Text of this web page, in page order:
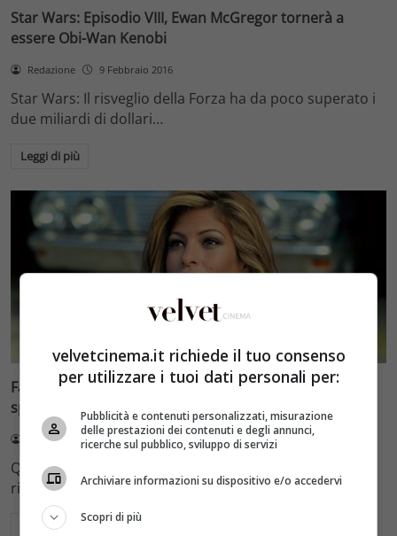
Star Wars: Episodio VIII, Ewan McGregor tornerà a
essere Obi-Wan Kenobi
Redazione 9 Febbraio 2016
Star Wars: Il risveglio della Forza ha da poco superato i
due miliardi di dollari…
Leggi di più
Fast & Furious: Eva Mendes sarà protagonista di uno
spinoff della saga
Redazione 17 Gennaio 2016
Quel che è sicuro è che la sensuale attrice Eva Mendes
riprenderà il ruolo dell’agente…
Leggi di più
velvetcinema.it richiede il tuo consenso
per utilizzare i tuoi dati personali per:
Pubblicità e contenuti personalizzati, misurazione
delle prestazioni dei contenuti e degli annunci,
ricerche sul pubblico, sviluppo di servizi
Archiviare informazioni su dispositivo e/o accedervi
Scopri di più